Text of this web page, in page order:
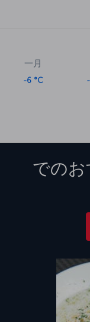
一月
-6 °C
での